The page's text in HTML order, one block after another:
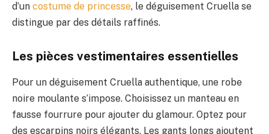
d’un costume de princesse, le déguisement Cruella se
distingue par des détails raffinés.
Les pièces vestimentaires essentielles
Pour un déguisement Cruella authentique, une robe
noire moulante s’impose. Choisissez un manteau en
fausse fourrure pour ajouter du glamour. Optez pour
des escarpins noirs élégants. Les gants longs ajoutent